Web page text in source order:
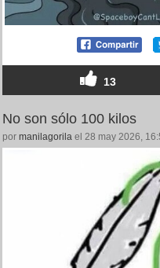
13
No son sólo 100 kilos
por manilagorila el 28 may 2026,